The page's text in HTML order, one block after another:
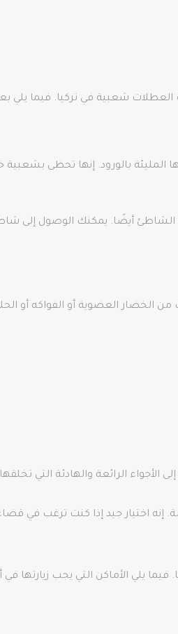
شعبية في تركيا. فيما يلي
المليئة بالورود. إنها تحظى
يلي الأماكن التي يجب زيارتها